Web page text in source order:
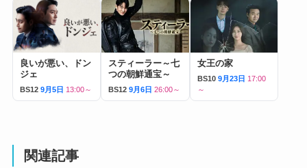
良いが悪い、ドン
ジェ
BS12 9月5日 13:00～
スティーラー～七
つの朝鮮通宝～
BS12 9月6日 26:00～
女王の家
BS10 9月23日 17:00
～
関連記事